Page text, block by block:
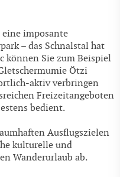
imposante
– das Schnalstal hat
können Sie zum Beispiel
Ötzi
aktiv verbringen
Freizeitangeboten
bedient.
Ausflugszielen
kulturelle und
Wanderurlaub ab.